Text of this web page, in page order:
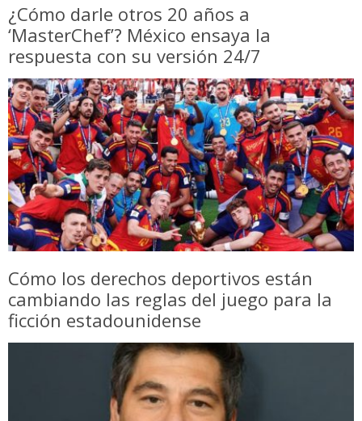
¿Cómo darle otros 20 años a
‘MasterChef’? México ensaya la
respuesta con su versión 24/7
Cómo los derechos deportivos están
cambiando las reglas del juego para la
ficción estadounidense